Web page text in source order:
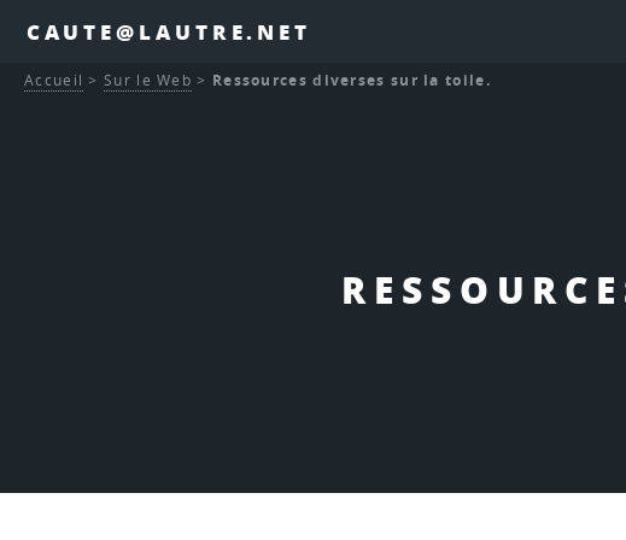
CAUTE@LAUTRE.NET
Accueil >Sur le Web > Ressources diverses sur la toile.